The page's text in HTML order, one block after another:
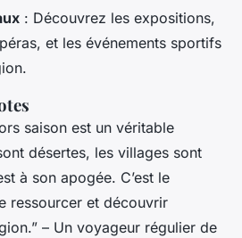
: Découvrez les expositions,
et les événements sportifs
saison est un véritable
désertes, les villages sont
à son apogée. C’est le
ressourcer et découvrir
– Un voyageur régulier de